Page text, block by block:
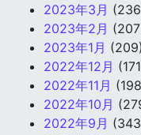
2023年3月
2023年2月
2023年1月 (209)
2022年12月
2022年11月
2022年10月
2022年9月